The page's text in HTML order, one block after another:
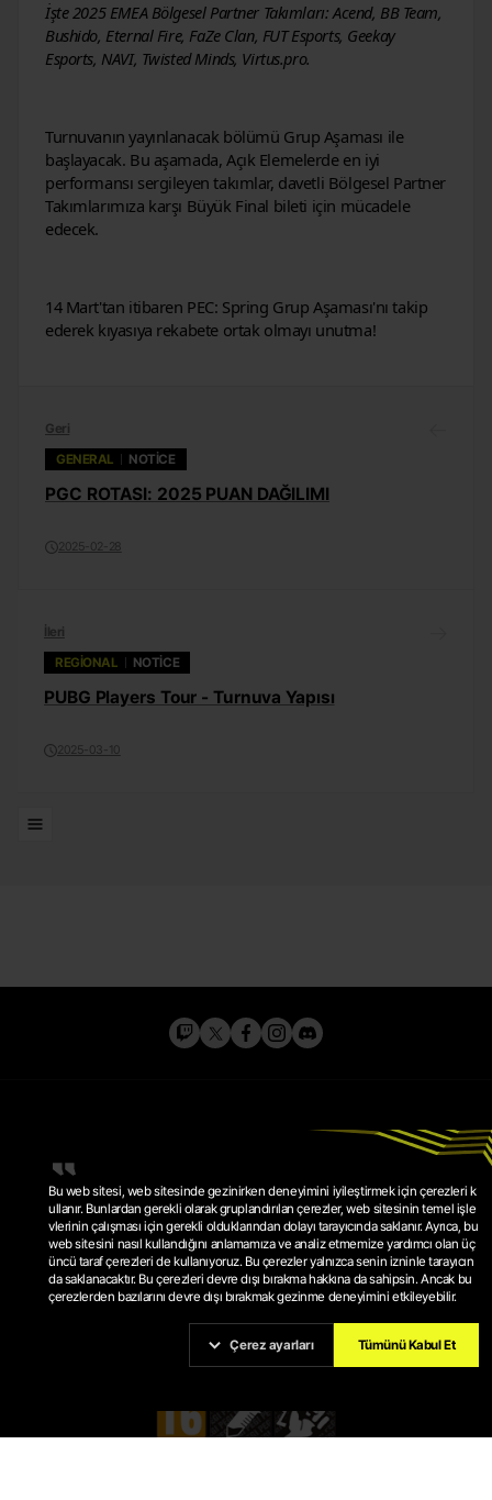
İşte 2025 EMEA Bölgesel Partner Takımları: Acend, BB Team,
Bushido, Eternal Fire, FaZe Clan, FUT Esports, Geekay
Esports, NAVI, Twisted Minds, Virtus.pro.
Turnuvanın yayınlanacak bölümü Grup Aşaması ile
başlayacak. Bu aşamada, Açık Elemelerde en iyi
performansı sergileyen takımlar, davetli Bölgesel Partner
Takımlarımıza karşı Büyük Final bileti için mücadele
edecek.
14 Mart'tan itibaren PEC: Spring Grup Aşaması'nı takip
ederek kıyasıya rekabete ortak olmayı unutma!
Geri
GENERAL
NOTICE
PGC ROTASI: 2025 PUAN DAĞILIMI
2025-02-28
İleri
REGIONAL
NOTICE
PUBG Players Tour - Turnuva Yapısı
2025-03-10
GIZLILIK POLITIKASI
HIZMET ŞARTLARI
ÇEREZ POLITIKASI
ÇEREZ AYARLARI
© 2026 KRAFTON, INC.
PUBG IS A REGISTERED TRADEMARK OR SERVICE MARK OFKRAFTON, INC.
Bu web sitesi, web sitesinde gezinirken deneyimini iyileştirmek için çerezleri k
ullanır. Bunlardan gerekli olarak gruplandırılan çerezler, web sitesinin temel işle
vlerinin çalışması için gerekli olduklarından dolayı tarayıcında saklanır. Ayrıca, bu
web sitesini nasıl kullandığını anlamamıza ve analiz etmemize yardımcı olan üç
üncü taraf çerezleri de kullanıyoruz. Bu çerezler yalnızca senin izninle tarayıcın
da saklanacaktır. Bu çerezleri devre dışı bırakma hakkına da sahipsin. Ancak bu
çerezlerden bazılarını devre dışı bırakmak gezinme deneyimini etkileyebilir.
Çerez ayarları Tümünü Kabul Et